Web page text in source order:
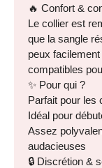
🔥 Confort &
Le collier est
que la sangle
peux
compatibles
✨ Pour qui ?
Parfait pour les
Idéal pour
Assez
audacieuses
🔒 Discrétion &